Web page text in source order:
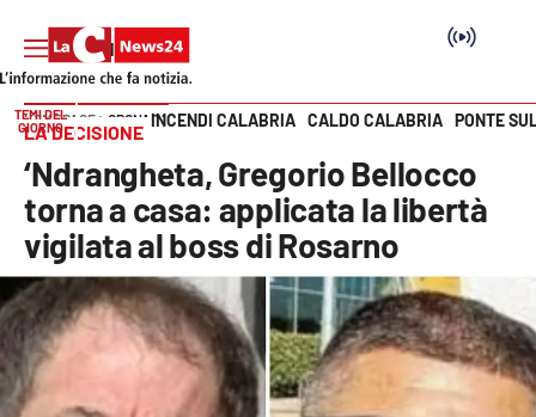
Cronaca
Politica
Attualità
Vai
TEMI DEL
GIORNO
INCENDI CALABRIA CALDO CALABRIA PONTE
HOME PAGE CRONACA
LA DECISIONE
‘Ndrangheta, Gregorio Bellocco
torna a casa: applicata la libertà
vigilata al boss di Rosarno